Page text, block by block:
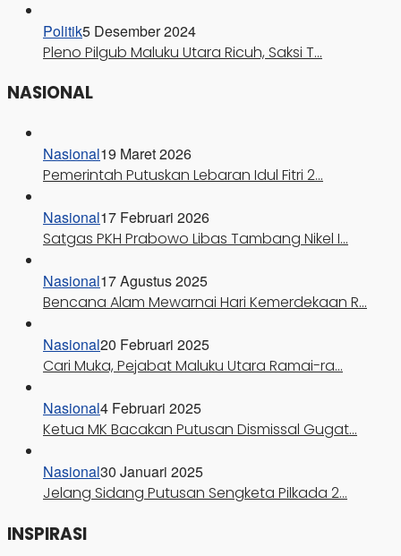
Politik5 Desember 2024
Pleno Pilgub Maluku Utara Ricuh, Saksi T…
NASIONAL
Nasional19 Maret 2026
Pemerintah Putuskan Lebaran Idul Fitri 2…
Nasional17 Februari 2026
Satgas PKH Prabowo Libas Tambang Nikel I…
Nasional17 Agustus 2025
Bencana Alam Mewarnai Hari Kemerdekaan R…
Nasional20 Februari 2025
Cari Muka, Pejabat Maluku Utara Ramai-ra…
Nasional4 Februari 2025
Ketua MK Bacakan Putusan Dismissal Gugat…
Nasional30 Januari 2025
Jelang Sidang Putusan Sengketa Pilkada 2…
INSPIRASI